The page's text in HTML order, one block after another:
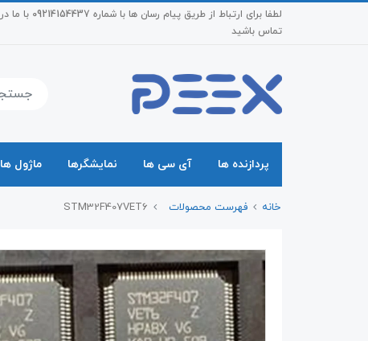
لطفا برای ارتباط از طریق پیام رسان ها با شماره 09214154437 با ما در
تماس باشید
پردازنده ها آی سی ها نمایشگرها ماژول ها
خانه فهرست محصولات STM32F407VET6